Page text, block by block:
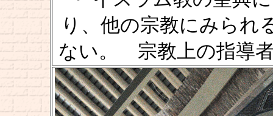
り、他の宗教にみられ
ない。 宗教上の指導